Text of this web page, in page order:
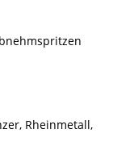
Rheinmetall,